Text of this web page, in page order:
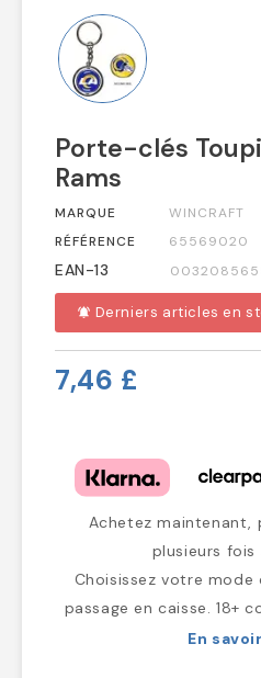
Porte-clés
Rams
MARQUE
WINCRAFT
RÉFÉRENCE
65569020
EAN-13
notifications_active Derniers articles en
7,46 £
Achetez maintenant,
plusieurs fois
Choisissez votre
passage en caisse. 18+
En